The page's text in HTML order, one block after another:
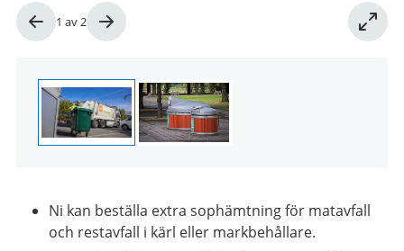
Bild
2
1 av2
Ni kan beställa extra sophämtning för matavfall
och restavfall i kärl eller markbehållare.